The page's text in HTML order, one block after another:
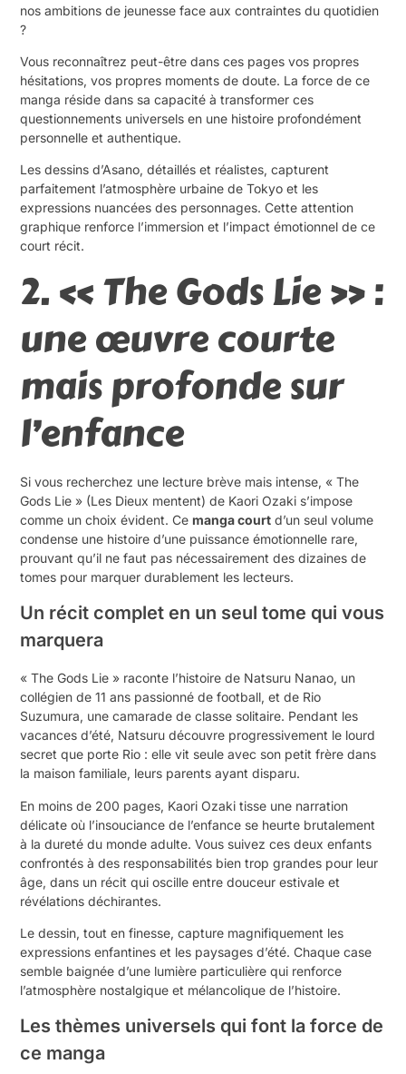
nos ambitions de jeunesse face aux contraintes du quotidien
?
Vous reconnaîtrez peut-être dans ces pages vos propres
hésitations, vos propres moments de doute. La force de ce
manga réside dans sa capacité à transformer ces
questionnements universels en une histoire profondément
personnelle et authentique.
Les dessins d’Asano, détaillés et réalistes, capturent
parfaitement l’atmosphère urbaine de Tokyo et les
expressions nuancées des personnages. Cette attention
graphique renforce l’immersion et l’impact émotionnel de ce
court récit.
2. « The Gods Lie » :
une œuvre courte
mais profonde sur
l’enfance
Si vous recherchez une lecture brève mais intense, « The
Gods Lie » (Les Dieux mentent) de Kaori Ozaki s’impose
comme un choix évident. Cemanga court d’un seul volume
condense une histoire d’une puissance émotionnelle rare,
prouvant qu’il ne faut pas nécessairement des dizaines de
tomes pour marquer durablement les lecteurs.
Un récit complet en un seul tome qui vous
marquera
« The Gods Lie » raconte l’histoire de Natsuru Nanao, un
collégien de 11 ans passionné de football, et de Rio
Suzumura, une camarade de classe solitaire. Pendant les
vacances d’été, Natsuru découvre progressivement le lourd
secret que porte Rio : elle vit seule avec son petit frère dans
la maison familiale, leurs parents ayant disparu.
En moins de 200 pages, Kaori Ozaki tisse une narration
délicate où l’insouciance de l’enfance se heurte brutalement
à la dureté du monde adulte. Vous suivez ces deux enfants
confrontés à des responsabilités bien trop grandes pour leur
âge, dans un récit qui oscille entre douceur estivale et
révélations déchirantes.
Le dessin, tout en finesse, capture magnifiquement les
expressions enfantines et les paysages d’été. Chaque case
semble baignée d’une lumière particulière qui renforce
l’atmosphère nostalgique et mélancolique de l’histoire.
Les thèmes universels qui font la force de
ce manga